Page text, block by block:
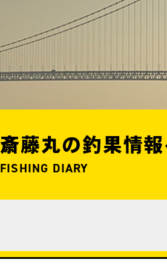
斎藤丸の釣果情
FISHING DIARY